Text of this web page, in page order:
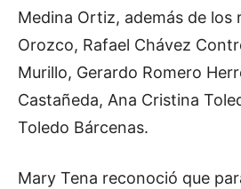
Medina Ortiz, además de los
Orozco, Rafael Chávez
Murillo, Gerardo Romero
Castañeda, Ana Cristina
Toledo Bárcenas.
Mary Tena reconoció que